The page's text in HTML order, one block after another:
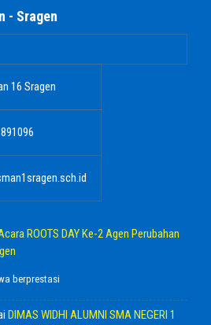
- Sragen
16 Sragen
ROOTS DAY Ke-2 Agen Perubahan
berprestasi
DIMAS WIDHI ALUMNI SMA NEGERI 1